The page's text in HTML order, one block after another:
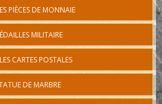
PIÈCES DE MONNAIE
MILITAIRE
CARTES POSTALES
DE MARBRE